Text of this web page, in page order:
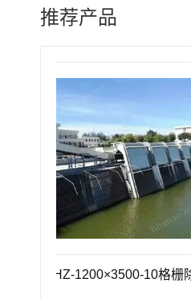
推荐产品
GSHZ-1200×3500-10格栅除污机